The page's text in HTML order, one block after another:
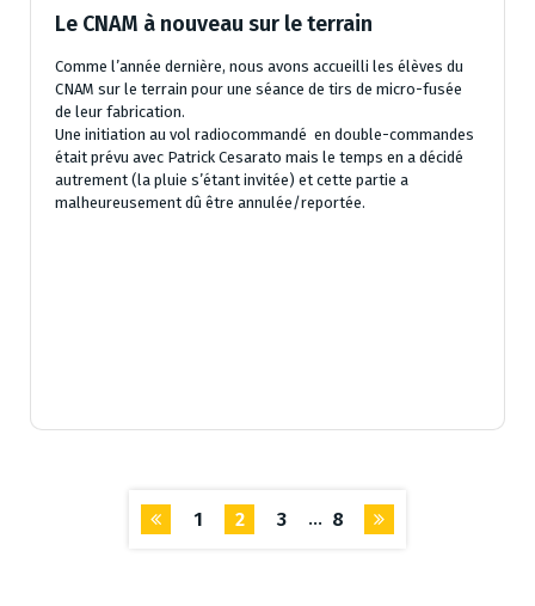
Le CNAM à nouveau sur le terrain
Comme l’année dernière, nous avons accueilli les élèves du
CNAM sur le terrain pour une séance de tirs de micro-fusée
de leur fabrication.
Une initiation au vol radiocommandé en double-commandes
était prévu avec Patrick Cesarato mais le temps en a décidé
autrement (la pluie s’étant invitée) et cette partie a
malheureusement dû être annulée/reportée.
1 2 3 … 8